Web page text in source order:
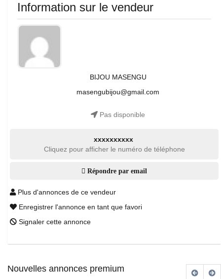
Information sur le vendeur
BIJOU MASENGU
masengubijou@gmail.com
Pas disponible
xxxxxxxxxx
Cliquez pour afficher le numéro de téléphone
Répondre par email
Plus d'annonces de ce vendeur
Enregistrer l'annonce en tant que favori
Signaler cette annonce
Nouvelles annonces premium